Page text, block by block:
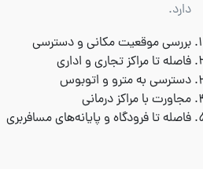
دارد.
بررسی موقعیت مکانی و دسترسی
فاصله تا مراکز تجاری و اداری
دسترسی به مترو و اتوبوس
مجاورت با مراکز درمانی
فاصله تا فرودگاه و پایانه‌های مسافربری